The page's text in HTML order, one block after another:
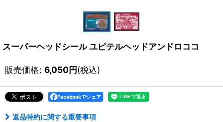
スーパーヘッドシール ユピテルヘッドアンドロココ
販売価格: 6,050円(税込)
Facebookでシェア
返品特約に関する重要事項